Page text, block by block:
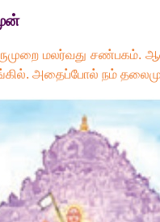
மலர்வது சண்பகம்.
அதைப்போல் நம்